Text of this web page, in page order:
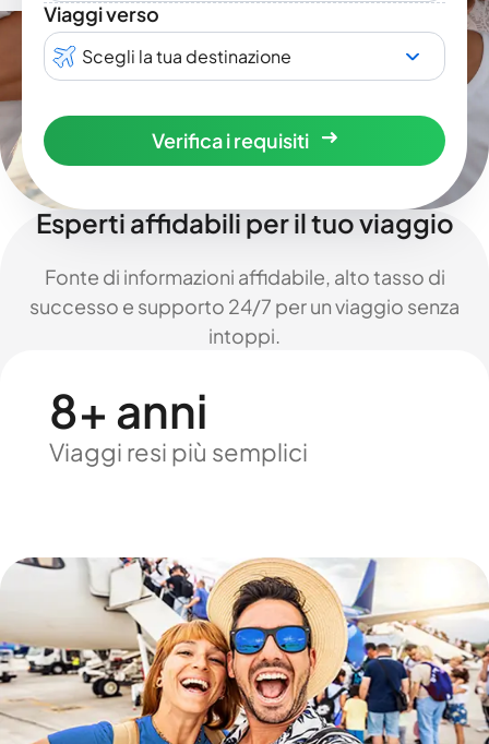
Viaggi verso
Scegli la tua destinazione
Verifica i requisiti
Esperti affidabili per il tuo viaggio
Fonte di informazioni affidabile, alto tasso di
successo e supporto 24/7 per un viaggio senza
intoppi.
8+ anni
Viaggi resi più semplici